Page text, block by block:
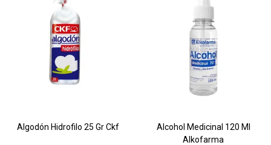
Algodón Hidrofilo 25 Gr Ckf
Alcohol Medicinal 120 Ml
Alkofarma